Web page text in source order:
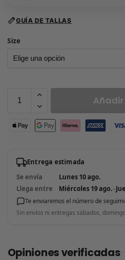
GUÍA DE TALLAS
Size
Entrega estimada
Se envía
Lunes 10 ago.
Llega entre
Miércoles 19 ago.–
Te enviaremos el número de
Sin envíos ni entregas sábados,
Opiniones verificadas